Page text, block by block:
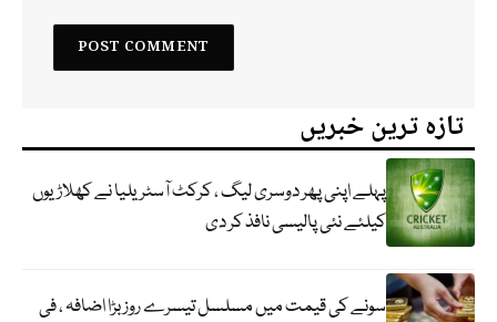
تازہ ترین خبریں
پہلے اپنی پھر دوسری لیگ ، کرکٹ آسٹریلیا نے کھلاڑیوں
کیلئے نئی پالیسی نافذ کر دی
سونے کی قیمت میں مسلسل تیسرے روز بڑا اضافہ ، فی